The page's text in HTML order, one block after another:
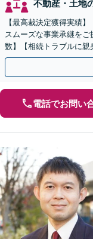
不動産・土地
【最高裁決定獲得実績
スムーズな事業承継を
数】【相続トラブルに
／遺言書作成も丁寧に
電話でお問い